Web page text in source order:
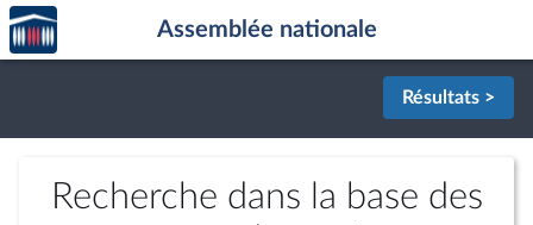
Aller au contenu
Aller en bas de la page
Accèder
à la
page
Assemblée nationale
Résultats >
Recherche dans la base des